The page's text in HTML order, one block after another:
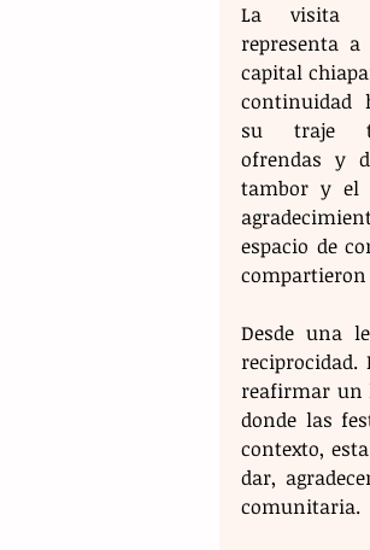
La visita
representa
capital
continuidad
su traje
ofrendas y
tambor y el
espacio de
Desde una
reafirmar un
donde las
contexto,
dar,
comunitaria.